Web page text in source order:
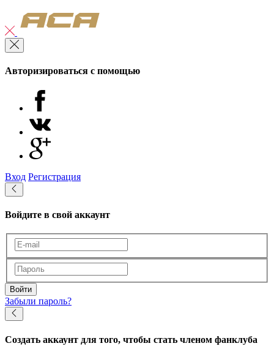
Авторизироваться с помощью
Вход Регистрация
Войдите в свой аккаунт
Войти
Забыли пароль?
Создать аккаунт для того, чтобы стать членом фанклуба